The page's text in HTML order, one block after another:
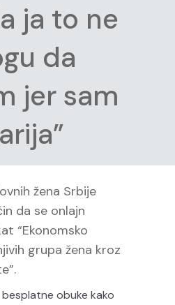
ja to ne
da
jer sam
žena Srbije
da se onlajn
“Ekonomsko
grupa žena kroz
obuke kako